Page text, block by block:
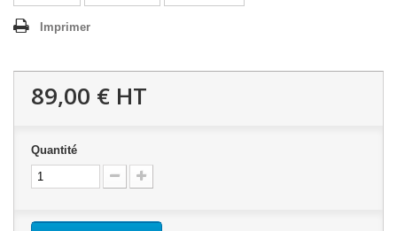
Imprimer
89,00 € HT
Quantité